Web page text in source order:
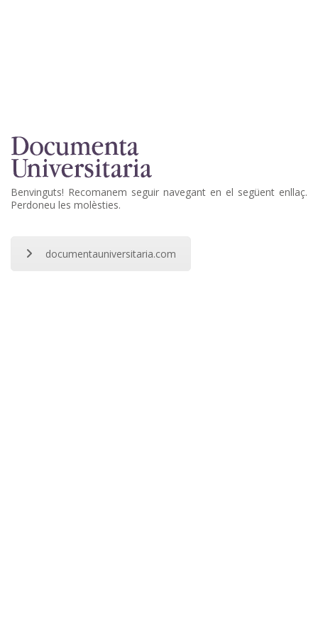
Benvinguts! Recomanem seguir navegant en el següent enllaç.
Perdoneu les molèsties.
documentauniversitaria.com